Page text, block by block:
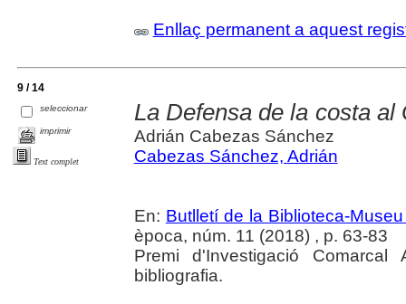
Enllaç permanent a aquest
9 / 14
seleccionar
imprimir
Text complet
La Defensa de la costa
Adrián Cabezas Sánchez
Cabezas Sánchez, Adrián
En: Butlletí de la Biblioteca-
època, núm. 11 (2018) , p. 63-83
Premi d'Investigació
bibliografia.